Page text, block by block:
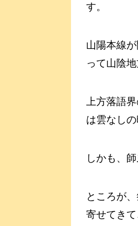
す。
山陽本線
って山陰
上方落語
は雲なしの
しかも、
ところが
寄せてき